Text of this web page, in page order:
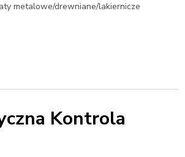
metalowe/drewniane/lakiernicze
Kontrola